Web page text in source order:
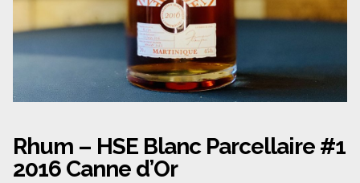
Validation de la commande
Rhum – HSE Blanc Parcellaire #1
2016 Canne d’Or